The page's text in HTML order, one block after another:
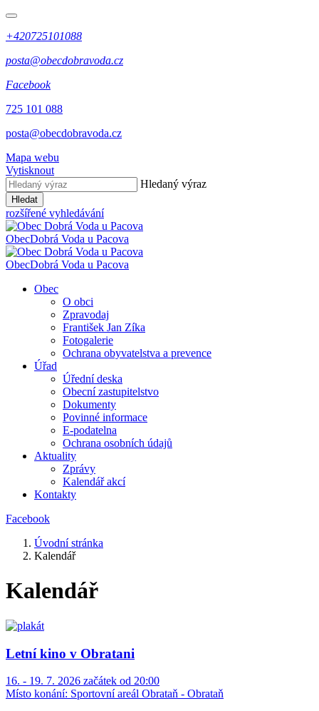
+420725101088
posta@obecdobravoda.cz
Facebook
725 101 088
posta@obecdobravoda.cz
Mapa webu
Vytisknout
Hledaný výraz
Hledat
rozšířené vyhledávání
ObecDobrá Voda u Pacova
ObecDobrá Voda u Pacova
Obec
O obci
Zpravodaj
František Jan Zíka
Fotogalerie
Ochrana obyvatelstva a prevence
Úřad
Úřední deska
Obecní zastupitelstvo
Dokumenty
Povinné informace
E-podatelna
Ochrana osobních údajů
Aktuality
Zprávy
Kalendář akcí
Kontakty
Facebook
Úvodní stránka
Kalendář
Kalendář
Letní kino v Obratani
16. - 19. 7. 2026 začátek od 20:00
Místo konání: Sportovní areál Obrataň - Obrataň